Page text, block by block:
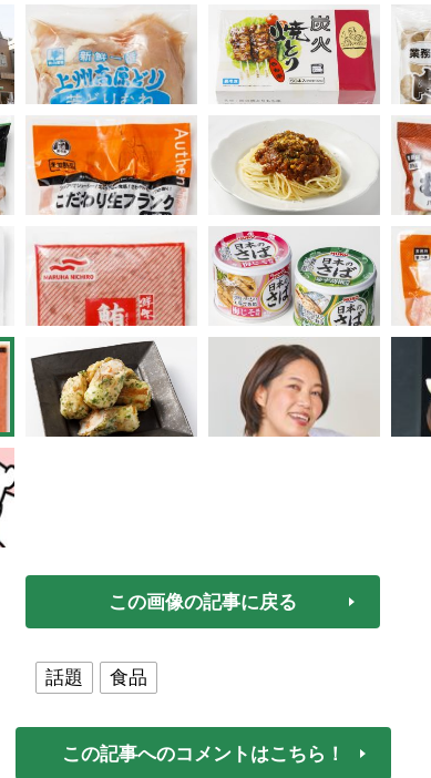
この画像の記事に戻る
話題 食品
この記事へのコメントはこちら！